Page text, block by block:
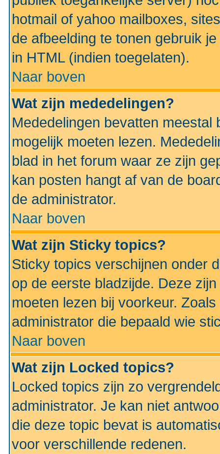
hotmail of yahoo mailboxes,
de afbeelding te tonen gebruik
in HTML (indien toegelaten).
Naar boven
Wat zijn mededelingen?
Mededelingen bevatten
mogelijk moeten lezen.
blad in het forum waar ze zijn
kan posten hangt af van de
de administrator.
Naar boven
Wat zijn Sticky topics?
Sticky topics verschijnen onder
op de eerste bladzijde. Deze
moeten lezen bij voorkeur.
administrator die bepaald wie
Naar boven
Wat zijn Locked topics?
Locked topics zijn zo
administrator. Je kan niet
die deze topic bevat is
voor verschillende redenen.